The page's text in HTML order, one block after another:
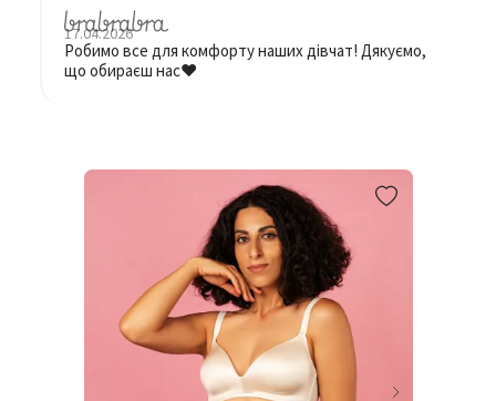
17.04.2026
Робимо все для комфорту наших дівчат! Дякуємо,
що обираєш нас❤️